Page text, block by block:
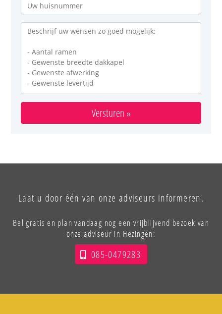
Versturen »
Laat u door één van onze adviseurs informeren.
Bel gratis en plan vandaag nog een vrijblijvend bezoek van
onze adviseur in Hezingen:
085-0479283